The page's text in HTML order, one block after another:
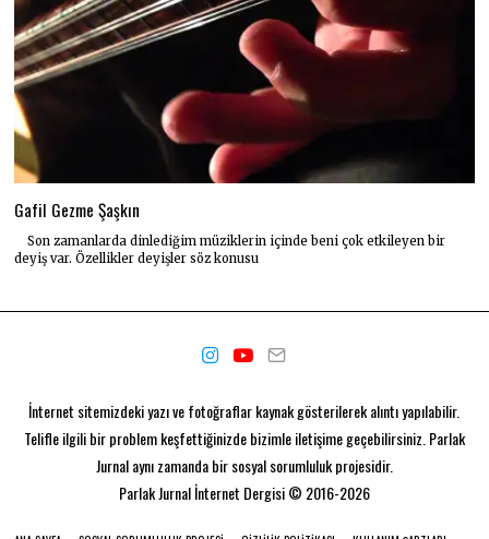
Gafil Gezme Şaşkın
Son zamanlarda dinlediğim müziklerin içinde beni çok etkileyen bir
deyiş var. Özellikler deyişler söz konusu
İnternet sitemizdeki yazı ve fotoğraflar kaynak gösterilerek alıntı yapılabilir.
Telifle ilgili bir problem keşfettiğinizde bizimle iletişime geçebilirsiniz. Parlak
Jurnal aynı zamanda birsosyal sorumluluk projesidir.
Parlak Jurnalİnternet Dergisi © 2016-2026